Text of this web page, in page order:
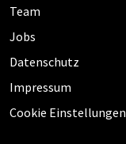
Team
Jobs
Datenschutz
Impressum
Cookie Einstellungen